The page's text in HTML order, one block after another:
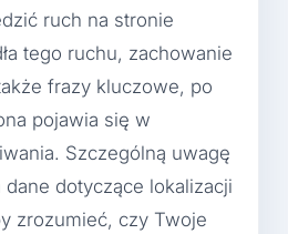
ruch na stronie
tego ruchu, zachowanie
frazy kluczowe, po
pojawia się w
Szczególną uwagę
dotyczące lokalizacji
zrozumieć, czy Twoje